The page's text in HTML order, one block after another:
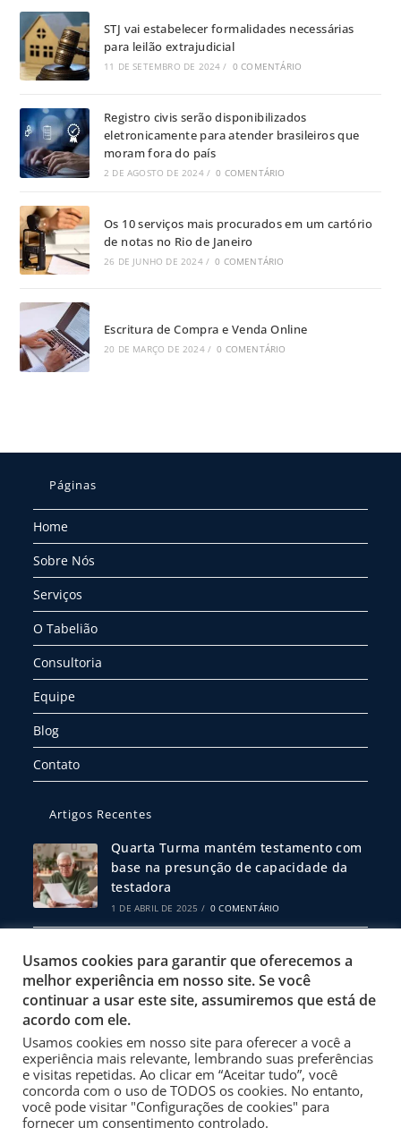
STJ vai estabelecer formalidades necessárias
para leilão extrajudicial
11 DE SETEMBRO DE 2024 / 0 COMENTÁRIO
Registro civis serão disponibilizados
eletronicamente para atender brasileiros que
moram fora do país
2 DE AGOSTO DE 2024 / 0 COMENTÁRIO
Os 10 serviços mais procurados em um cartório
de notas no Rio de Janeiro
26 DE JUNHO DE 2024 / 0 COMENTÁRIO
Escritura de Compra e Venda Online
20 DE MARÇO DE 2024 / 0 COMENTÁRIO
Páginas
Home
Sobre Nós
Serviços
O Tabelião
Consultoria
Equipe
Blog
Contato
Artigos Recentes
Quarta Turma mantém testamento com
base na presunção de capacidade da
testadora
1 DE ABRIL DE 2025 / 0 COMENTÁRIO
Escritura Pública ou Particular: Qual
Escolher?
19 DE FEVEREIRO DE 2025 / 0 COMENTÁRIO
Política de Privacidade
Termos de Uso
Site Desenvolvido por 3001 Design
Usamos cookies para garantir que oferecemos a
melhor experiência em nosso site. Se você
continuar a usar este site, assumiremos que está de
acordo com ele.
Usamos cookies em nosso site para oferecer a você a
experiência mais relevante, lembrando suas preferências
e visitas repetidas. Ao clicar em “Aceitar tudo”, você
concorda com o uso de TODOS os cookies. No entanto,
você pode visitar "Configurações de cookies" para
fornecer um consentimento controlado.